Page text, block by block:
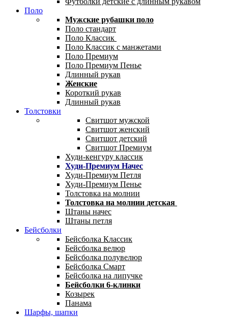
Поло
Мужские рубашки поло
Поло стандарт
Поло Классик
Поло Классик с манжетами
Поло Премиум
Поло Премиум Пенье
Длинный рукав
Женские
Короткий рукав
Длинный рукав
Толстовки
Свитшот мужской
Свитшот женский
Свитшот детский
Свитшот Премиум
Худи-кенгуру классик
Худи-Премиум Начес
Худи-Премиум Петля
Худи-Премиум Пенье
Толстовка на молнии
Толстовка на молнии детская
Штаны начес
Штаны петля
Бейсболки
Бейсболка Классик
Бейсболка велюр
Бейсболка полувелюр
Бейсболка Смарт
Бейсболка на липучке
Бейсболки 6-клинки
Козырек
Панама
Шарфы, шапки